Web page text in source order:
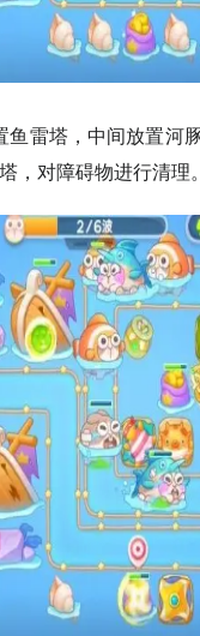
鱼雷塔，中间放置河
，对障碍物进行清理。